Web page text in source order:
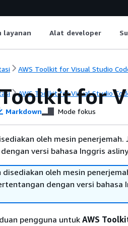
layanan Alat developer
AWS Toolkit for Visual Studio
AWS Toolkit for Visual Studio
for
Markdown Mode fokus
oleh mesin
versi bahasa Inggris
disediakan oleh mesin
dengan versi bahasa
pengguna untuk AWS